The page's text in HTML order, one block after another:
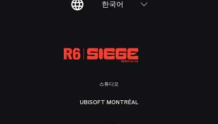
한국어
스튜디오
UBISOFT MONTRÉAL